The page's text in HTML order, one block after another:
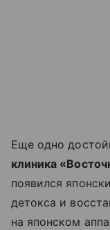
Еще одно
клиника
появился
детокса и
на японском